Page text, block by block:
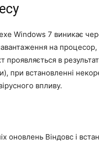
Windows 7 виникає
на
проявляється в
при встановленні
впливу.
оновлень Віндовс і